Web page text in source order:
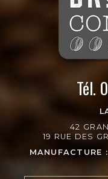
Tél.
42
19 RUE DES
MANUFACTURE :